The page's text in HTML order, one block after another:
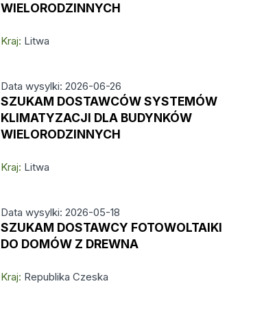
WIELORODZINNYCH
Kraj: Litwa
Data wysylki: 2026-06-26
SZUKAM DOSTAWCÓW SYSTEMÓW
KLIMATYZACJI DLA BUDYNKÓW
WIELORODZINNYCH
Kraj: Litwa
Data wysylki: 2026-05-18
SZUKAM DOSTAWCY FOTOWOLTAIKI
DO DOMÓW Z DREWNA
Kraj: Republika Czeska